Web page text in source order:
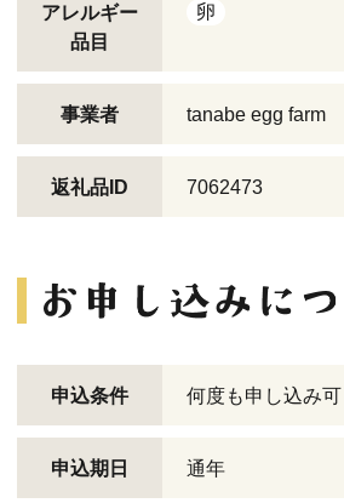
アレルギー
品目
卵
事業者 tanabe egg farm
返礼品ID 7062473
申込条件 何度も申し込み可
申込期日 通年